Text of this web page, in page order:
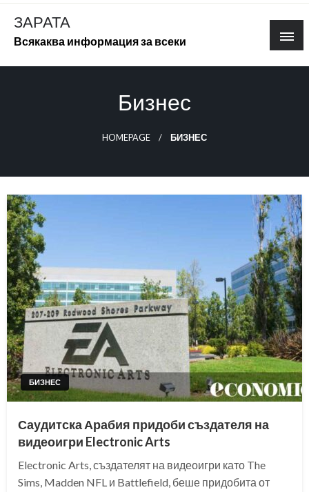
Skip
content
ЗАРАТА
Всякаква информация за всеки
Бизнес
HOMEPAGE БИЗНЕС
БИЗНЕС
Саудитска Арабия придоби създателя на
видеоигри Electronic Arts
Electronic Arts, създателят на видеоигри като The
Sims, Madden NFL и Battlefield, беше придобита от